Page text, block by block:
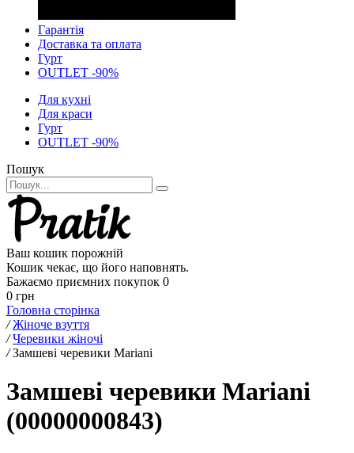
Гарантія
Доставка та оплата
Гурт
OUTLET -90%
Для кухні
Для краси
Гурт
OUTLET -90%
Пошук
Ваш кошик порожній
Кошик чекає, що його наповнять.
Бажаємо приємних покупок 0
0 грн
Головна сторінка
/ Жіноче взуття
/ Черевики жіночі
/ Замшеві черевики Mariani
Замшеві черевики Mariani
(00000000843)